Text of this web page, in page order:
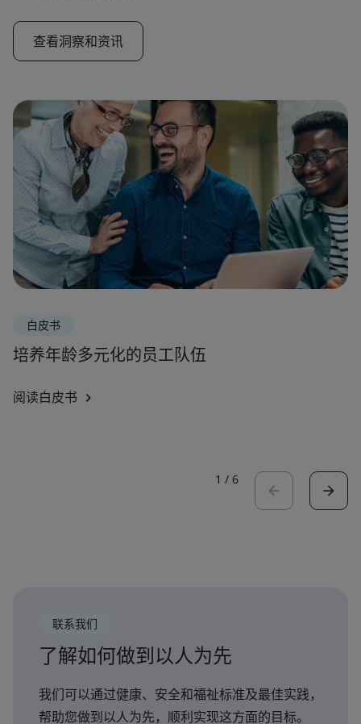
查看洞察和资讯
白皮书
培养年龄多元化的员工队伍
阅读白皮书
1 / 6
联系我们
了解如何做到以人为先
我们可以通过健康、安全和福祉标准及最佳实践，
帮助您做到以人为先，顺利实现这方面的目标。